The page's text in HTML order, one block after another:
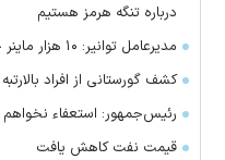
درباره تنگه هرمز هستیم
مدیرعامل توانیر: ۱۰ هزار ماینر جمع‌آوری شد
کشف گورستانی از افراد بالارتبه
رئیس‌جمهور: استعفاء
قیمت نفت کاهش یافت